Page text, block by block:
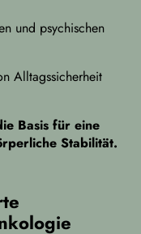
und psychischen
Alltagssicherheit
Basis für eine
Stabilität.